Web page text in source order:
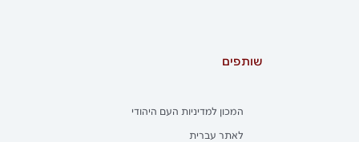
שותפים
המכון למדיניות העם היהודי
לאתר עברית